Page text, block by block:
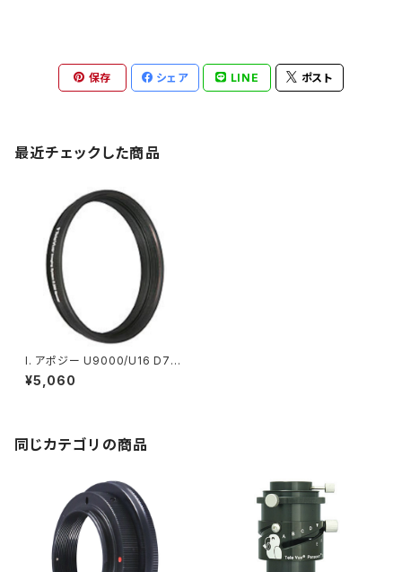
保存 シェア LINE ポスト
最近チェックした商品
I. アポジー U9000/U16 D7/D
9 アダプター （光路長7.6mm）
¥5,060
同じカテゴリの商品